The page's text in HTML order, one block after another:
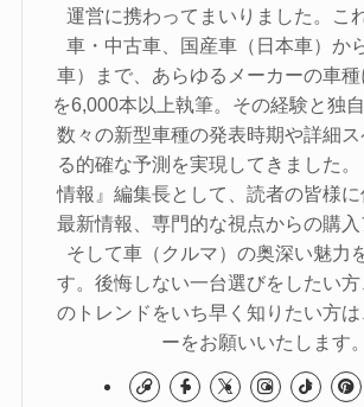
運営に携わってまいりました。こ
車・中古車、国産車（日本車）か
車）まで、あらゆるメーカーの車
を6,000本以上執筆。その経験と独自
数々の新型車種の発表時期や詳細
る的確な予測を実現してきました
情報』編集長として、読者の皆様
最新情報、専門的な視点からの購入
そして車（クルマ）の奥深い魅力
す。後悔しない一台選びをしたい
のトレンドをいち早く知りたい方は
ーをお願いいたします。